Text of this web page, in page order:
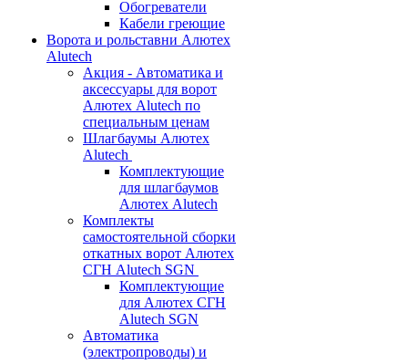
Обогреватели
Кабели греющие
Ворота и рольставни Алютех
Alutech
Акция - Автоматика и
аксессуары для ворот
Алютех Alutech по
специальным ценам
Шлагбаумы Алютех
Alutech
Комплектующие
для шлагбаумов
Алютех Alutech
Комплекты
самостоятельной сборки
откатных ворот Алютех
СГН Alutech SGN
Комплектующие
для Алютех СГН
Alutech SGN
Автоматика
(электропроводы) и